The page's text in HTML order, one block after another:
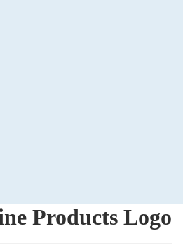
Products Logo